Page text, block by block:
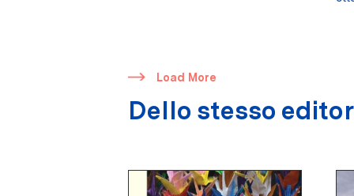
​ Load More
Dello stesso